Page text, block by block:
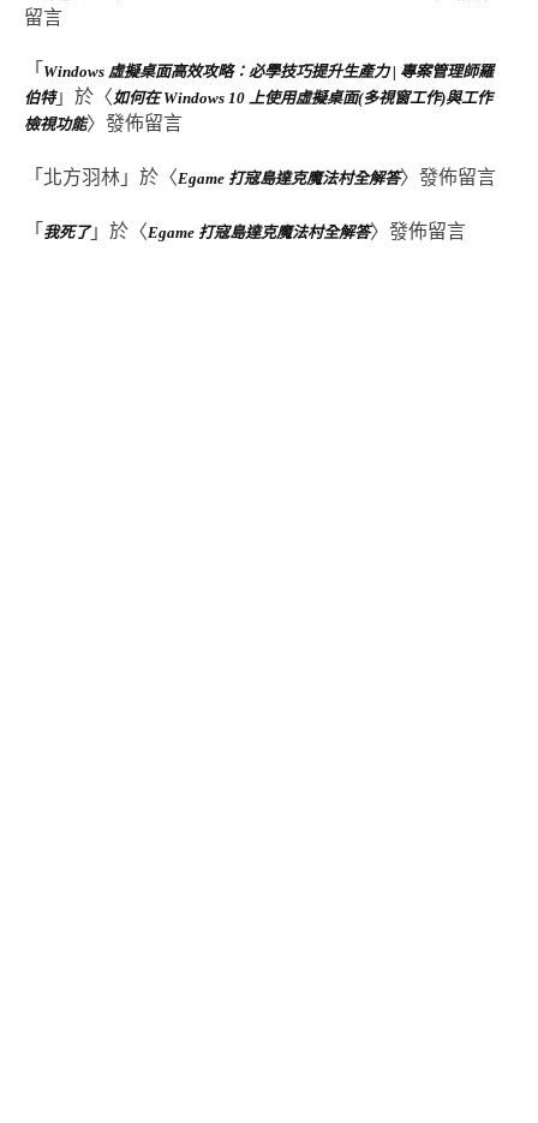
留言
「 Windows 虛擬桌面高效攻略：必學技巧提升生產力 | 專案管理師羅
伯特」於〈 如何在 Windows 10 上使用虛擬桌面(多視窗工作)與工作
檢視功能〉發佈留言
「 北方羽林 」於〈Egame 打寇島達克魔法村全解答〉發佈留言
「 我死了」於〈Egame 打寇島達克魔法村全解答〉發佈留言